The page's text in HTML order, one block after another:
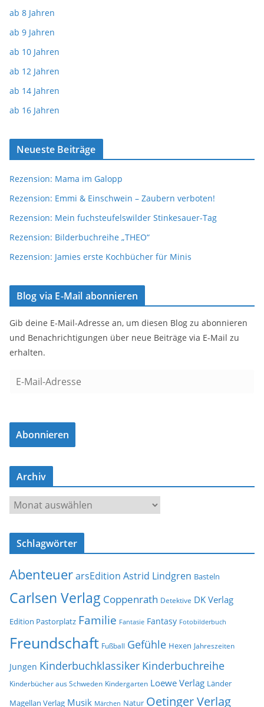
ab 8 Jahren
ab 9 Jahren
ab 10 Jahren
ab 12 Jahren
ab 14 Jahren
ab 16 Jahren
Neueste Beiträge
Rezension: Mama im Galopp
Rezension: Emmi & Einschwein – Zaubern verboten!
Rezension: Mein fuchsteufelswilder Stinkesauer-Tag
Rezension: Bilderbuchreihe „THEO“
Rezension: Jamies erste Kochbücher für Minis
Blog via E-Mail abonnieren
Gib deine E-Mail-Adresse an, um diesen Blog zu abonnieren
und Benachrichtigungen über neue Beiträge via E-Mail zu
erhalten.
a
l
-
d
s
e
Abonnieren
Archiv
r
c
v
Schlagwörter
AbenteuerarsEdition Astrid Lindgren Basteln
Carlsen Verlag Coppenrath Detektive DK Verlag
Edition Pastorplatz Familie Fantasie Fantasy Fotobilderbuch
Freundschaft Fußball Gefühle Hexen Jahreszeiten
Jungen Kinderbuchklassiker Kinderbuchreihe
Kinderbücher aus Schweden Kindergarten Loewe Verlag Länder
Magellan Verlag Musik Märchen Natur Oetinger Verlag